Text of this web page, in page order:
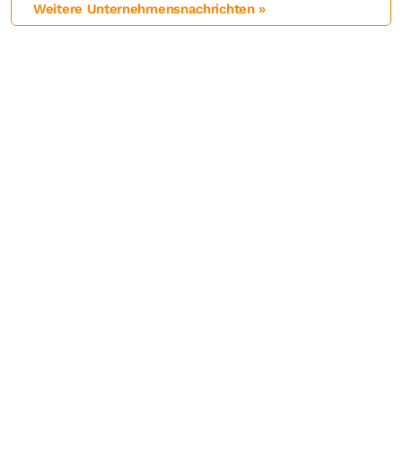
Weitere Unternehmensnachrichten »